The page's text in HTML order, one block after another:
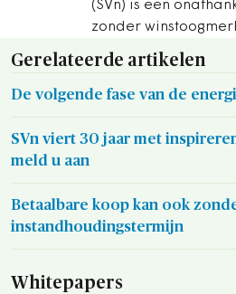
(SVn) is een
zonder
Gerelateerde artikelen
De volgende fase van de
SVn viert 30 jaar met
meld u aan
Betaalbare koop kan ook
instandhoudingstermijn
Whitepapers